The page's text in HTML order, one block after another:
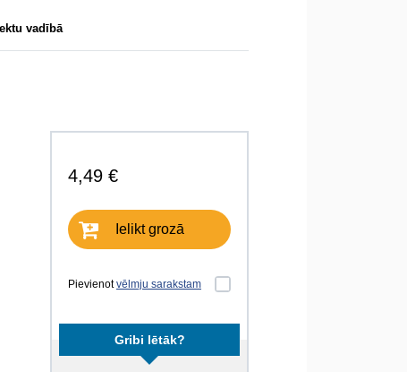
vadībā
4,49 €
Ielikt grozā
Pievienotvēlmju sarakstam
Gribi lētāk?